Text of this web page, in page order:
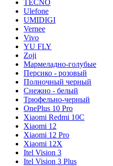
TECNO
Ulefone
UMIDIGI
Vernee
Vivo
YU FLY
Zoji
Мармеладно-голубые
Персико - розовый
Полночный черный
Снежно - белый
Трюфельно-черный
OnePlus 10 Pro
Xiaomi Redmi 10C
Xiaomi 12
Xiaomi 12 Pro
Xiaomi 12X
Itel Vision 3
Itel Vision 3 Plus